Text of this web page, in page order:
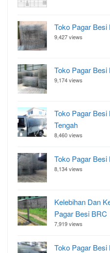
Toko Pagar
9,427 views
Toko Pagar
9,174 views
Toko Pagar
Tengah
8,460 views
Toko Pagar
8,134 views
Kelebihan Dan
Pagar Besi BRC
7,919 views
Toko Pagar